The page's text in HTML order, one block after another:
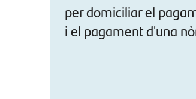
per domiciliar el
i el pagament d'una